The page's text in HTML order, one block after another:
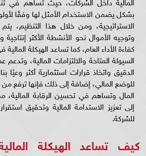
بشكل يضمن الاستخدام الأمثل لها وفقًا
الاستراتيجية، ومن خلال هذا التنظيم،
وتوجيه الأموال نحو الأنشطة الأكثر
كفاءة الأداء العام، كما تساعد الهيكلة
السيولة المتاحة والالتزامات المالية، وتدعم
الدقيق واتخاذ قرارات استثمارية أكثر
للوضع المالي، إضافة إلى ذلك فإنها ترفع
المال وتساهم في تحسين الرقابة المالية،
إلى تعزيز الاستدامة المالية وتحقيق
للشركة.
كيف تساعد الهيكلة